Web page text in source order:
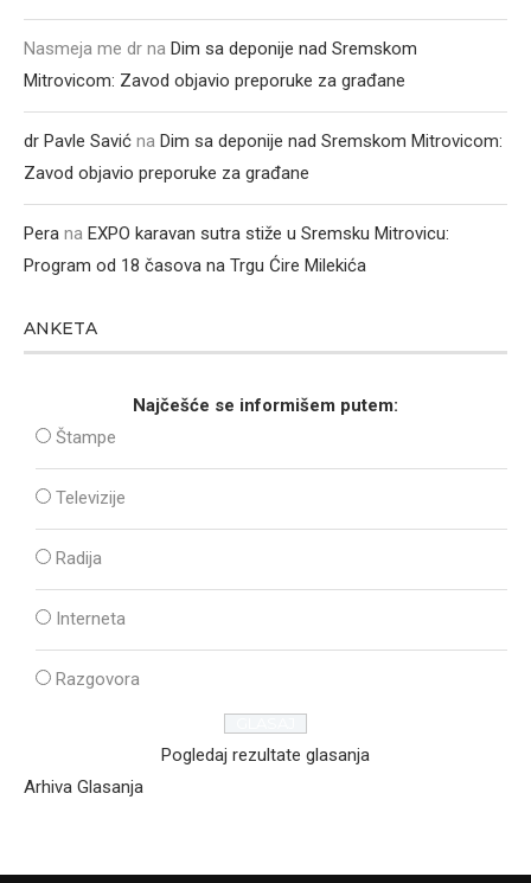
Nasmeja me dr na Dim sa deponije nad Sremskom
Mitrovicom: Zavod objavio preporuke za građane
dr Pavle Savić na Dim sa deponije nad Sremskom Mitrovicom:
Zavod objavio preporuke za građane
Pera na EXPO karavan sutra stiže u Sremsku Mitrovicu:
Program od 18 časova na Trgu Ćire Milekića
ANKETA
Najčešće se informišem putem:
Štampe
Televizije
Radija
Interneta
Razgovora
Pogledaj rezultate glasanja
Arhiva Glasanja